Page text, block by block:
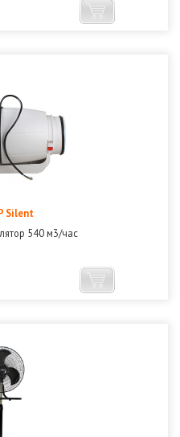
Silent
540 м3/час